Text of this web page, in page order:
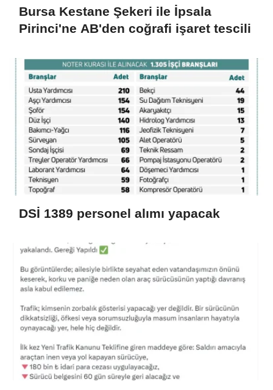
Bursa Kestane Şekeri ile İpsala
Pirinci'ne AB'den coğrafi işaret tescili
DSİ 1389 personel alımı yapacak